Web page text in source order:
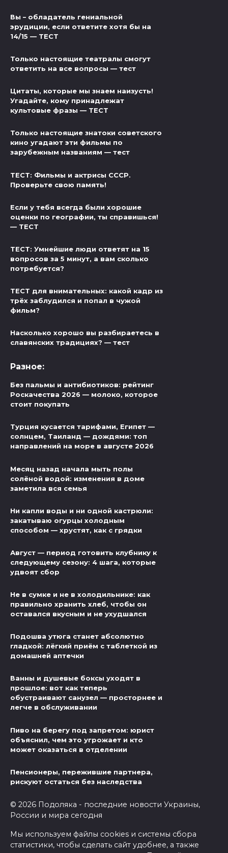
Вы – обладатель гениальной
эрудиции, если ответите хотя бы на
14/15 — ТЕСТ
Только настоящие театралы смогут
ответить на все вопросы — тест
Цитаты, которые мы знаем наизусть!
Угадайте, кому принадлежат
культовые фразы — ТЕСТ
Только настоящие знатоки советского
кино угадают эти фильмы по
зарубежным названиям — тест
ТЕСТ: Фильмы и актрисы СССР.
Проверьте свою память!
Если у тебя всегда были хорошие
оценки по географии, ты справишься!
— ТЕСТ
ТЕСТ: Умнейшие люди ответят на 15
вопросов за 5 минут, а вам сколько
потребуется?
ТЕСТ для внимательных: какой кадр из
трёх заблудился и попал в чужой
фильм?
Насколько хорошо вы разбираетесь в
славянских традициях? — тест
Разное:
Без пальмы и антибиотиков: рейтинг
Роскачества 2026 — молоко, которое
стоит покупать
Турция кусается тарифами, Египет —
солнцем, Таиланд — дождями: топ
направлений на море в августе 2026
Месяц назад начала мыть полы
солёной водой: изменения в доме
заметила вся семья
Ни капли воды и ни одной кастрюли:
закатываю огурцы холодным
способом — хрустят, как с грядки
Август — период готовить клубнику к
следующему сезону: 4 шага, которые
удвоят сбор
Не в сумке и не в холодильнике: как
правильно хранить хлеб, чтобы он
оставался вкусным и не ухудшался
Подошва утюга станет абсолютно
гладкой: лёгкий приём с таблеткой из
домашней аптечки
Ванны и душевые боксы уходят в
прошлое: вот как теперь
обустраивают санузел — просторнее и
легче в обслуживании
Пиво на берегу под запретом: юрист
объяснил, чем это угрожает и кто
может оказаться в отделении
Пенсионеры, пережившие партнера,
рискуют остаться без наследства
© 2026 Подоляка - последние новости Украины,
России и мира сегодня
Мы используем файлы cookies и системы сбора
статистики, чтобы сделать сайт удобнее, а также